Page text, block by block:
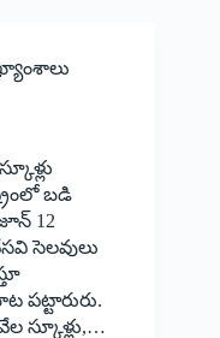
బడి
12
సెలవులు
పట్టారురు.
స్కూళ్లు,…